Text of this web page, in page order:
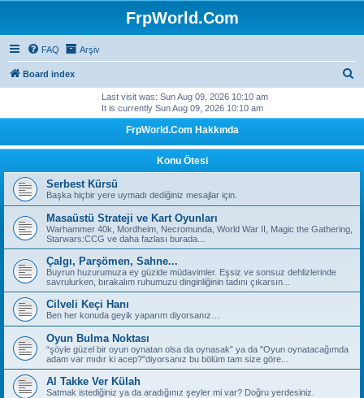
FrpWorld.Com
FAQ Arşiv
Board index
c
h
Last visit was: Sun Aug 09, 2026 10:10 am
It is currently Sun Aug 09, 2026 10:10 am
FrpWorld.Com Hakkında
Konu Ötesi
Serbest Kürsü
Başka hiçbir yere uymadı dediğiniz mesajlar için.
Masaüstü Strateji ve Kart Oyunları
Warhammer 40k, Mordheim, Necromunda, World War II, Magic the Gathering,
Starwars:CCG ve daha fazlası burada...
Çalgı, Parşömen, Sahne...
Buyrun huzurumuza ey güzide müdavimler. Eşsiz ve sonsuz dehlizlerinde
savrulurken, bırakalım ruhumuzu dinginliğinin tadını çıkarsın...
Cilveli Keçi Hanı
Ben her konuda geyik yaparım diyorsanız…
Oyun Bulma Noktası
“şöyle güzel bir oyun oynatan olsa da oynasak” ya da "Oyun oynatacağımda
adam var mıdır ki acep?"diyorsanız bu bölüm tam size göre...
Al Takke Ver Külah
Satmak istediğiniz ya da aradığınız şeyler mi var? Doğru yerdesiniz.